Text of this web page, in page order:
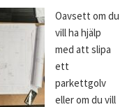
Oavsett om du
vill ha hjälp
med att slipa
ett
parkettgolv
eller om du vill